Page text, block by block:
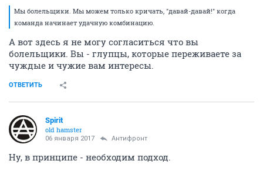
Мы болельщики. Мы можем только кричать, "давай-давай!" когда
команда начинает удачную комбинацию.
А вот здесь я не могу согласиться что вы
болельщики. Вы - глупцы, которые переживаете за
чуждые и чужие вам интересы.
ОТВЕТИТЬ
Spirit
old hamster
06 января 2017 Антифронт
Ну, в принципе - необходим подход.